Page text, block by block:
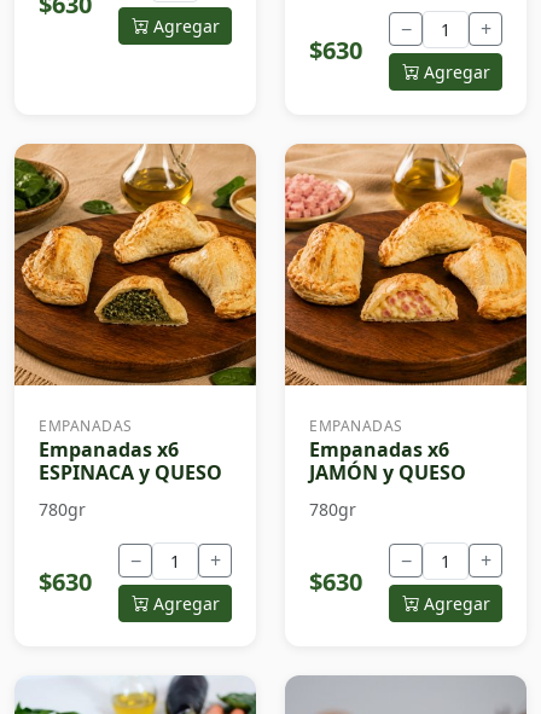
Agregar
$630
− +
Agregar
EMPANADAS
Empanadas x6
ESPINACA y QUESO
780gr
$630
− +
Agregar
EMPANADAS
Empanadas x6
JAMÓN y QUESO
780gr
$630
− +
Agregar